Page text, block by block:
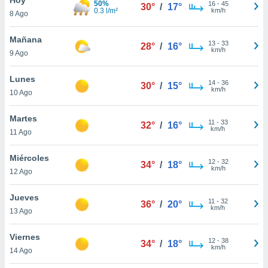
en
más
nuestra
de
cookies
aceptar
8 Ago
50%
0.3 l/m²
30° / 17° 16- 45
km/h
Mañana
9 Ago
28° / 16° 13- 33
km/h
Lunes
10 Ago
30° / 15° 14- 36
km/h
Martes
11 Ago
32° / 16° 11 - 33
km/h
Miércoles
12 Ago
34° / 18° 12- 32
km/h
Jueves
13 Ago
36° / 20° 11 - 32
km/h
Viernes
14 Ago
34° / 18° 12- 38
km/h